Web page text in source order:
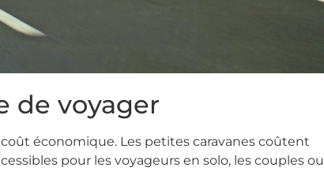
de voyager
économique. Les petites caravanes coûtent
pour les voyageurs en solo, les couples ou